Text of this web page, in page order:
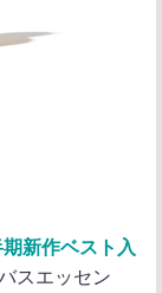
新作ベスト入
スエッセン